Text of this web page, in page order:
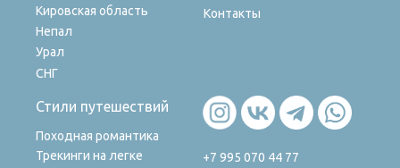
Стили путешествий
Контакты
Кировская область
Непал
Урал
СНГ
Трекинги на легке
Походная романтика
+7 995 070 44 77